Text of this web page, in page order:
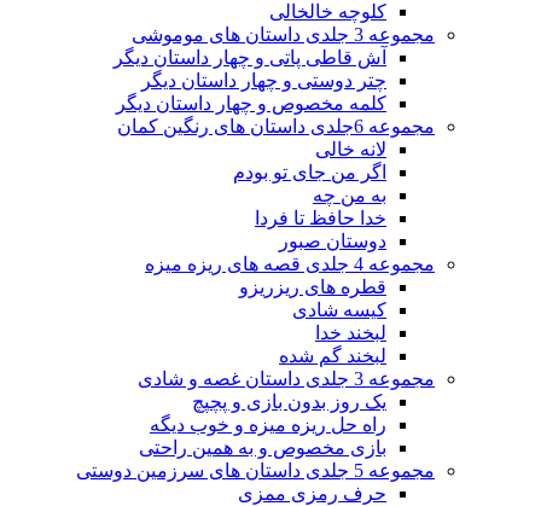
کلوچه خالخالی
مجموعه 3 جلدی داستان های موموشی
آش قاطی پاتی و چهار داستان دیگر
چتر دوستی و چهار داستان دیگر
کلمه مخصوص و چهار داستان دیگر
مجموعه 6جلدی داستان های رنگین کمان
لانه خالی
اگر من جای تو بودم
به من چه
خدا حافظ تا فردا
دوستان صبور
مجموعه 4 جلدی قصه های ریزه میزه
قطره های ریزریزو
کیسه شادی
لبخند خدا
لبخند گم شده
مجموعه 3 جلدی داستان غصه و شادی
یک روز بدون بازی و پچپچ
راه حل ریزه میزه و خوب دیگه
بازی مخصوص و به همین راحتی
مجموعه 5 جلدی داستان های سرزمین دوستی
حرف رمزی ممزی